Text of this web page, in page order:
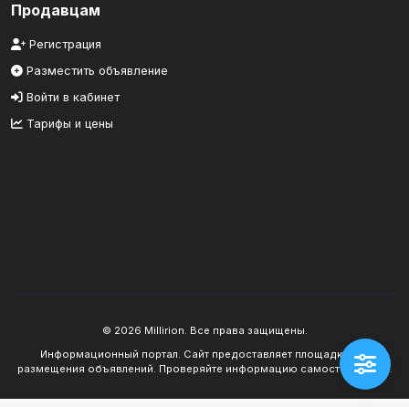
Продавцам
Регистрация
Разместить объявление
Войти в кабинет
Тарифы и цены
© 2026 Millirion. Все права защищены.
Информационный портал. Сайт предоставляет площадку для
размещения объявлений. Проверяйте информацию самостоятельно.